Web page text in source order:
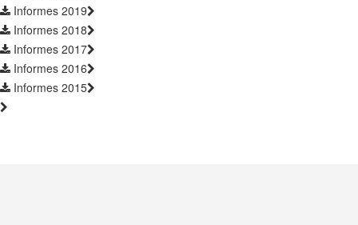
Informes 2019
Informes 2018
Informes 2017
Informes 2016
Informes 2015